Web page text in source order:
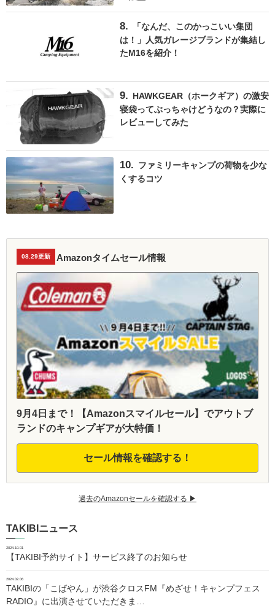
「なんだ、このかっこいい集団
は！」人気ガレージブランドが集結し
たM16を紹介！
HAWKGEAR（ホークギア）の激安
寝袋ってぶっちゃけどうなの？実際に
レビューしてみた
ファミリーキャンプの荷物を少な
くするコツ
08.29更新 Amazonタイムセール情報
9月4日まで！【Amazonスマイルセール】でアウトブ
ランドのキャンプギアが大特価！
セール情報を確認する！
過去のAmazonセールを確認する ▶︎
TAKIBIニュース
2024.10.01
【TAKIBI予約サイト】サービス終了のお知らせ
2024.02.06
TAKIBIの「こばやん」が渋谷クロスFM『めざせ！キャンプフェス
RADIO』に出演させていただきま…